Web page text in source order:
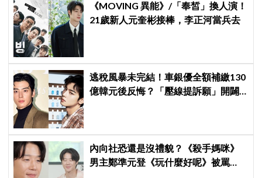
《MOVING 異能》/「奉皙」換人演！
21歲新人元奎彬接棒，李正河當兵去
逃稅風暴未完結！車銀優全額補繳130
億韓元後反悔？「壓線提訴願」開闢
內向社恐還是沒禮貌？《殺手媽咪》
男主鄭準元登《玩什麼好呢》被罵